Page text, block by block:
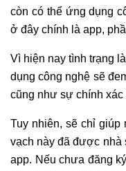
còn có thể ứng dụng
ở đây chính là app,
Vì hiện nay tình trạng
dụng công nghệ sẽ
cũng như sự chính xác
Tuy nhiên, sẽ chỉ
vạch này đã được nhà
app. Nếu chưa đăng